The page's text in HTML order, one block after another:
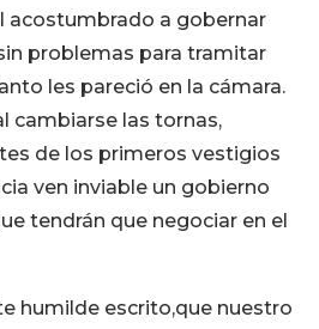
acostumbrado a gobernar
problemas para tramitar
les pareció en la cámara.
cambiarse las tornas,
de los primeros vestigios
ven inviable un gobierno
tendrán que negociar en el
humilde escrito,que nuestro